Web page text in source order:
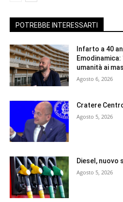
POTREBBE INTERESSARTI
Infarto a 40
umanità ai
Agosto 6, 2026
Cratere
Agosto 5, 2026
Diesel, nuovo
Agosto 5, 2026